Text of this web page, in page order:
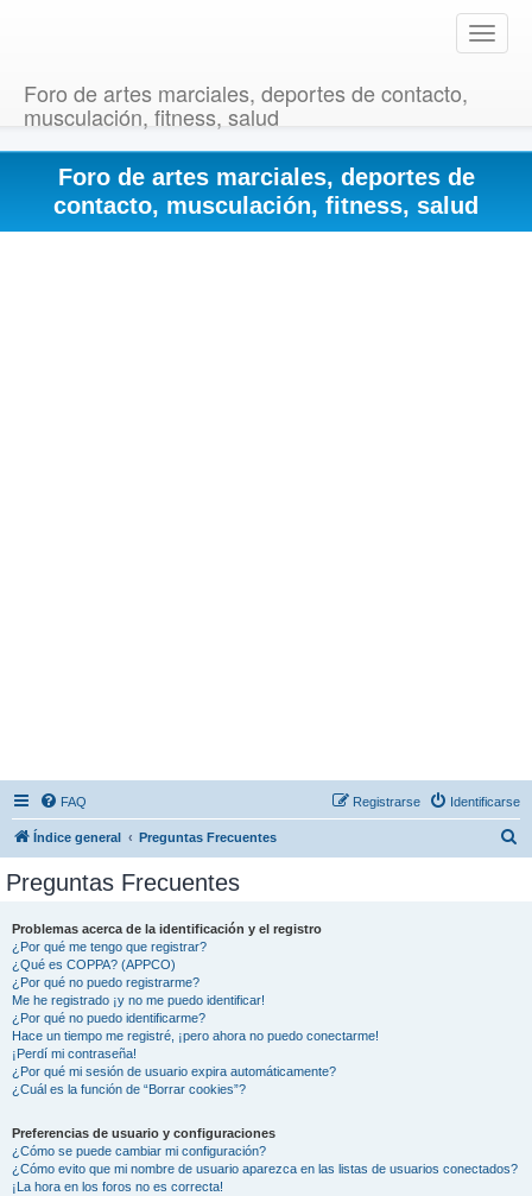
T
o
e
v
Foro de artes marciales, deportes de contacto,
musculación, fitness, salud
Foro de artes marciales, deportes de
contacto, musculación, fitness, salud
FAQ Identificarse
Registrarse
Índice general Preguntas Frecuentes
Preguntas Frecuentes
Problemas acerca de la identificación y el registro
¿Por qué me tengo que registrar?
¿Qué es COPPA? (APPCO)
¿Por qué no puedo registrarme?
Me he registrado ¡y no me puedo identificar!
¿Por qué no puedo identificarme?
Hace un tiempo me registré, ¡pero ahora no puedo conectarme!
¡Perdí mi contraseña!
¿Por qué mi sesión de usuario expira automáticamente?
¿Cuál es la función de “Borrar cookies”?
Preferencias de usuario y configuraciones
¿Cómo se puede cambiar mi configuración?
¿Cómo evito que mi nombre de usuario aparezca en las listas de usuarios conectados?
¡La hora en los foros no es correcta!